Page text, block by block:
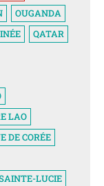
OUGANDA
QATAR
LAO
DE CORÉE
LUCIE